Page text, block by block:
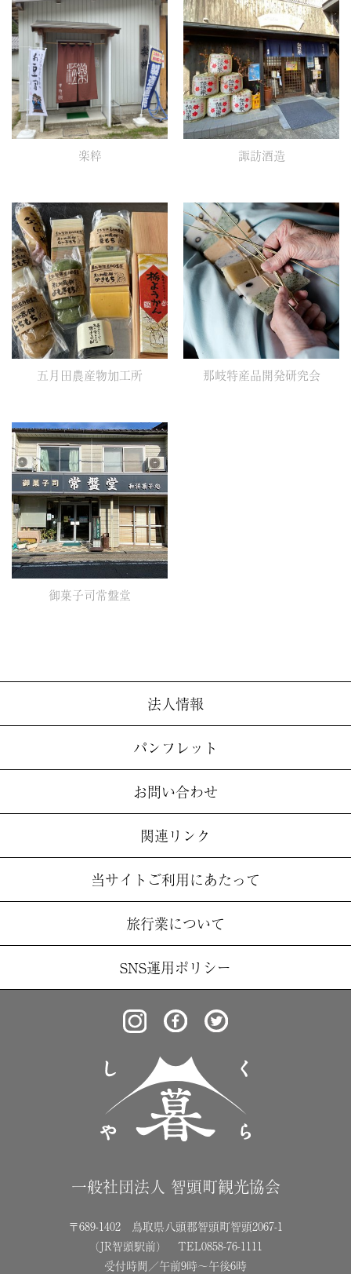
楽粹 諏訪酒造
五月田農産物加工所 那岐特産品開発研究会
御菓子司常盤堂
法人情報
パンフレット
お問い合わせ
関連リンク
当サイトご利用にあたって
旅行業について
SNS運用ポリシー
一般社団法人 智頭町観光協会
〒689-1402 鳥取県八頭郡智頭町智頭2067-1
（JR智頭駅前） TEL0858-76-1111
受付時間／午前9時〜午後6時